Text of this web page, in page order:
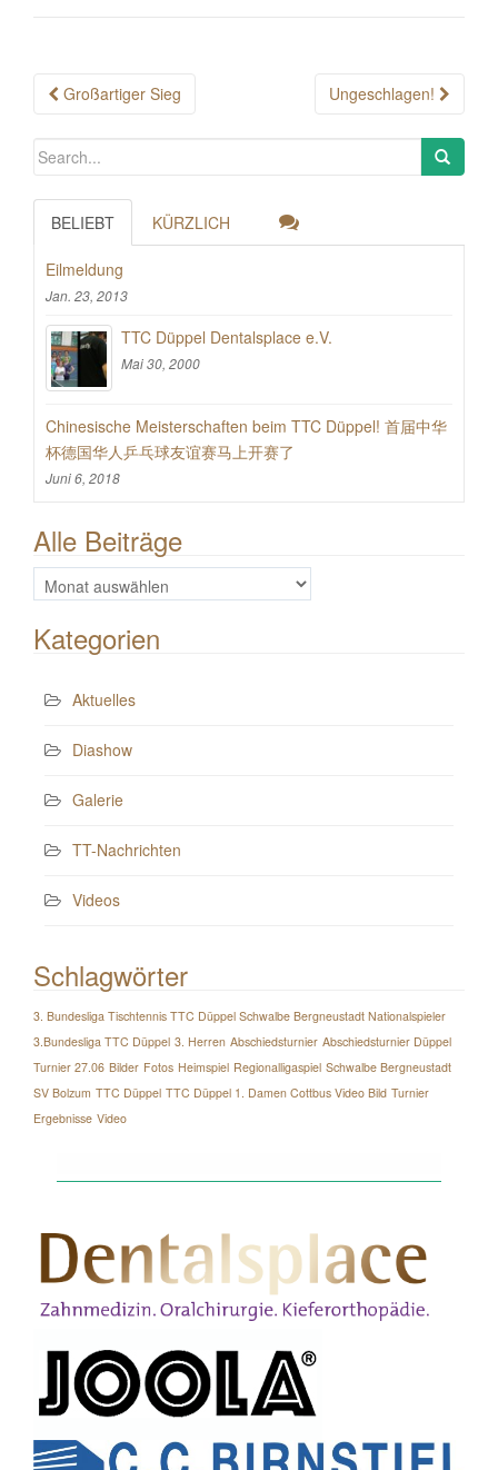
Post
Großartiger Sieg Ungeschlagen!
BELIEBT KÜRZLICH
Eilmeldung
Jan. 23, 2013
TTC Düppel Dentalsplace e.V.
Mai 30, 2000
Chinesische Meisterschaften beim TTC Düppel! 首届中华
杯德国华人乒乓球友谊赛马上开赛了
Juni 6, 2018
Alle Beiträge
Alle
Beiträge
Kategorien
Aktuelles
Diashow
Galerie
TT-Nachrichten
Videos
Schlagwörter
3. Bundesliga Tischtennis TTC Düppel Schwalbe Bergneustadt Nationalspieler
3.Bundesliga TTC Düppel 3. Herren Abschiedsturnier Abschiedsturnier Düppel
Turnier 27.06 Bilder Fotos Heimspiel Regionalligaspiel Schwalbe Bergneustadt
SV Bolzum TTC Düppel TTC Düppel 1. Damen Cottbus Video Bild Turnier
Ergebnisse Video